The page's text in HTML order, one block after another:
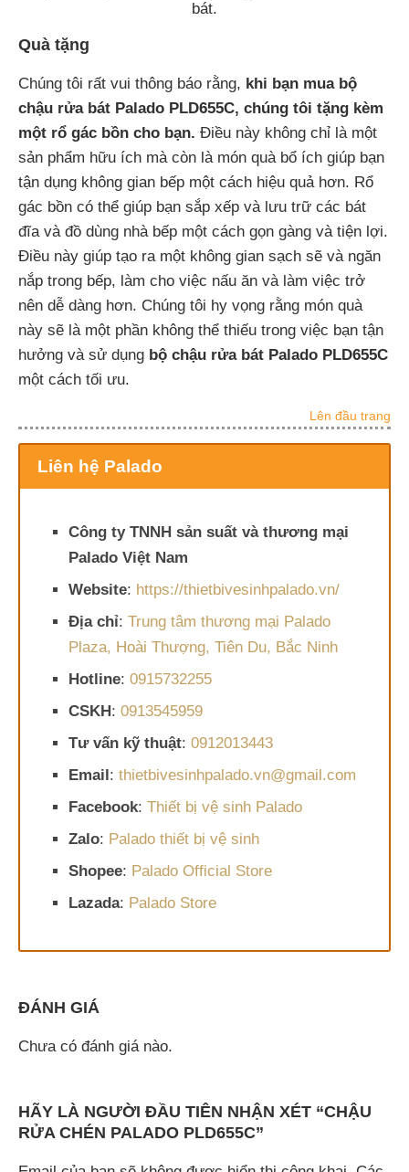
bát.
Quà tặng
Chúng tôi rất vui thông báo rằng, khi bạn mua bộ
chậu rửa bát Palado PLD655C, chúng tôi tặng kèm
một rổ gác bồn cho bạn. Điều này không chỉ là một
sản phẩm hữu ích mà còn là món quà bổ ích giúp bạn
tận dụng không gian bếp một cách hiệu quả hơn. Rổ
gác bồn có thể giúp bạn sắp xếp và lưu trữ các bát
đĩa và đồ dùng nhà bếp một cách gọn gàng và tiện lợi.
Điều này giúp tạo ra một không gian sạch sẽ và ngăn
nắp trong bếp, làm cho việc nấu ăn và làm việc trở
nên dễ dàng hơn. Chúng tôi hy vọng rằng món quà
này sẽ là một phần không thể thiếu trong việc bạn tận
hưởng và sử dụng bộ chậu rửa bát Palado PLD655C
một cách tối ưu.
Lên đầu trang
Liên hệ Palado
Công ty TNNH sản suất và thương mại
Palado Việt Nam
Website: https://thietbivesinhpalado.vn/
Địa chỉ: Trung tâm thương mại Palado
Plaza, Hoài Thượng, Tiên Du, Bắc Ninh
Hotline: 0915732255
CSKH: 0913545959
Tư vấn kỹ thuật: 0912013443
Email: thietbivesinhpalado.vn@gmail.com
Facebook: Thiết bị vệ sinh Palado
Zalo: Palado thiết bị vệ sinh
Shopee: Palado Official Store
Lazada: Palado Store
ĐÁNH GIÁ
Chưa có đánh giá nào.
HÃY LÀ NGƯỜI ĐẦU TIÊN NHẬN XÉT “CHẬU
RỬA CHÉN PALADO PLD655C”